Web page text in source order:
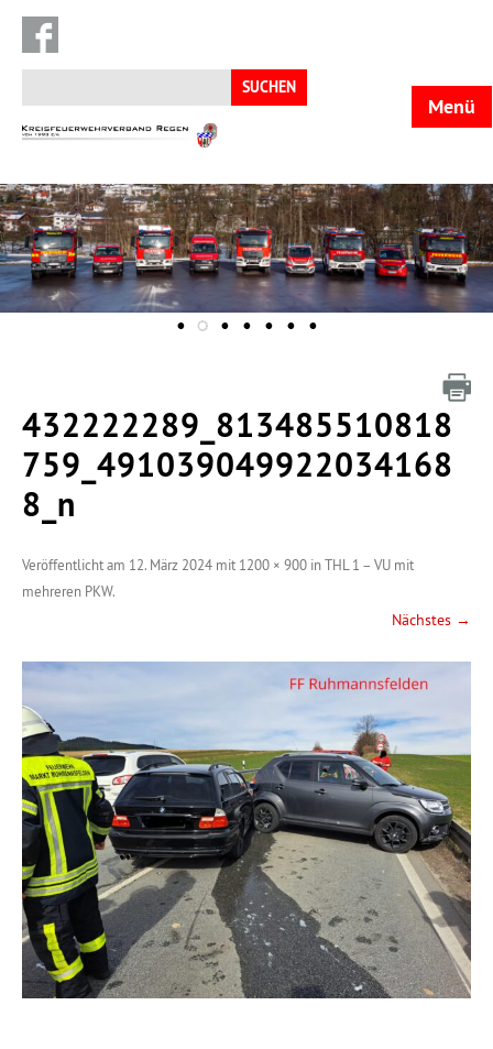
Suchen
nach:
KFV
Menü
432222289_813485510818
759_491039049922034168
8_n
Veröffentlicht am 12. März 2024 mit 1200 × 900 inTHL 1 – VU mit
mehreren PKW.
Nächstes →